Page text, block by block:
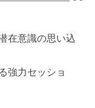
在意識の思い込
強力セッショ